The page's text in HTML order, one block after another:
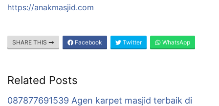
https://anakmasjid.com
SHARE THIS Facebook Twitter WhatsApp
Related Posts
087877691539 Agen karpet masjid terbaik di